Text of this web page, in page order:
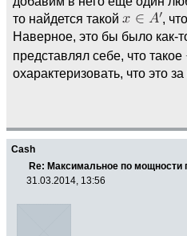
то найдется такой
, что
Наверное, это бы было как-
представлял себе, что такое
охарактеризовать, что это
Cash
Re: Максимальное по мощности
31.03.2014, 13:56